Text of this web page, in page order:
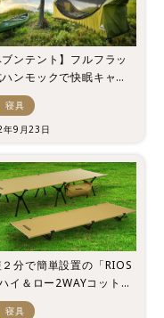
ブンテント】フルフラッ
ハンモックで快眠キャン
しもう！
寝具
9月23日
分で簡単設置の「RIOS
イ＆ロー2WAYコット」
販売開始
寝具